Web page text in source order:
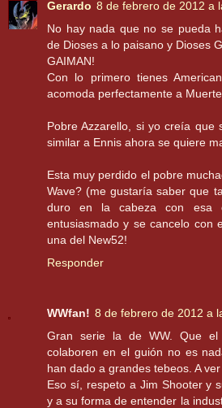
Gerardo 8 de febrero de 2012 a
No hay nada que no se pueda
de Dioses a lo paisano y Dioses
GAIMAN!
Con lo primero tienes
acomoda perfectamente a
Pobre Azzarello, si yo creía que
similar a Ennis ahora se quiere
Esta muy perdido el pobre
Wave? (me gustaría saber que
duro en la cabeza con esa
entusiasmado y se cancelo con
una del New52!
Responder
WWfan! 8 de febrero de 2012 a
Gran serie la de WW. Que el
colaboren en el guión no es
han dado a grandes tebeos. A ver
Eso sí, respeto a Jim Shooter y
y a su forma de entender la